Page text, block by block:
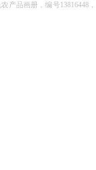
产品画册，编号13816448